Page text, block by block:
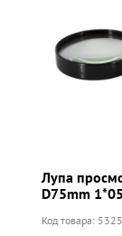
Лупа
D75mm
Код товара: